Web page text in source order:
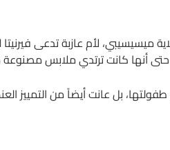
كوسيوسكو الريفية بولاية ميسيسيبي، لأم
حتى أنها كانت ترتدي ملابس
بل عانت أيضاً من التمييز